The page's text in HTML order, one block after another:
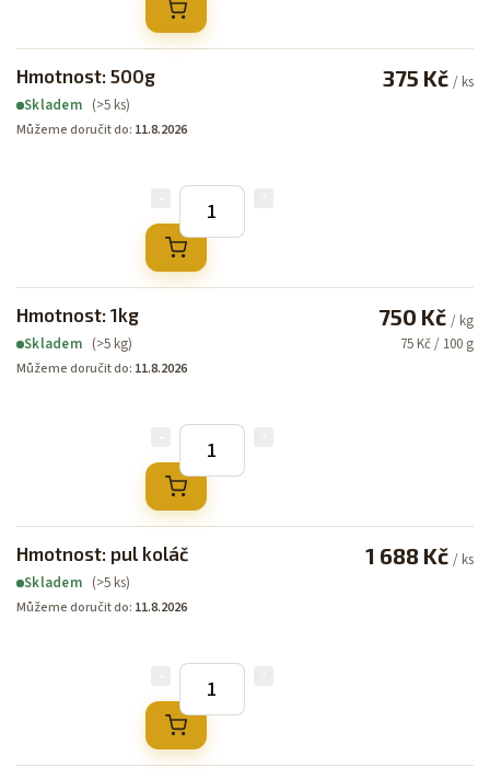
Hmotnost: 500g
Skladem (>5 ks)
Můžeme doručit do: 11.8.2026
375 Kč / ks
Hmotnost: 1kg
Skladem (>5 kg)
Můžeme doručit do: 11.8.2026
750 Kč / kg
75 Kč / 100 g
Hmotnost: pul koláč
Skladem (>5 ks)
Můžeme doručit do: 11.8.2026
1 688 Kč / ks